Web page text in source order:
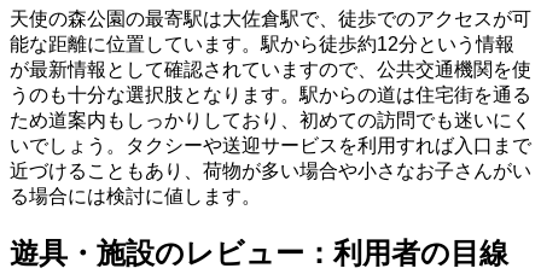
天使の森公園の最寄駅は大佐倉駅で、徒歩でのアクセスが可
能な距離に位置しています。駅から徒歩約12分という情報
が最新情報として確認されていますので、公共交通機関を使
うのも十分な選択肢となります。駅からの道は住宅街を通る
ため道案内もしっかりしており、初めての訪問でも迷いにく
いでしょう。タクシーや送迎サービスを利用すれば入口まで
近づけることもあり、荷物が多い場合や小さなお子さんがい
る場合には検討に値します。
遊具・施設のレビュー：利用者の目線